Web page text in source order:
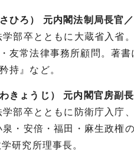
ひろ） 元内閣法制局長官
部卒とともに大蔵省入省
友常法律事務所顧問。著
持』など。
きょうじ） 元内閣官房副
部卒とともに防衛庁入庁
・安倍・福田・麻生政権
研究所理事長。